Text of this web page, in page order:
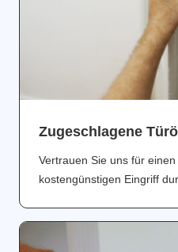
Zugeschlagene
Vertrauen Sie uns für
kostengünstigen Eingriff